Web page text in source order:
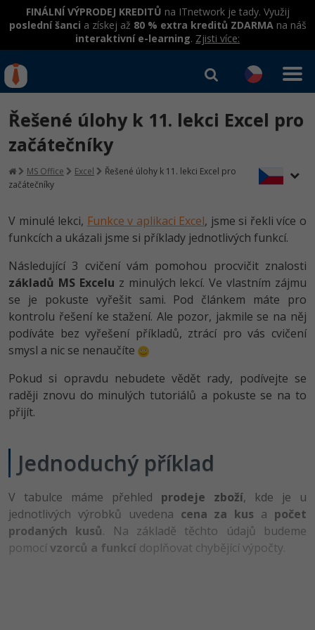
FINÁLNÍ VÝPRODEJ KREDITŮ na ITnetwork je tady. Využij
poslední šanci a získej až 80 % extra kreditů ZDARMAna náš
interaktivní e-learning. Zjisti více:
IT kurzy
Rekvalifikace a kurzy
hrazené úřadem práce
Workshopy zdarma
Datová analýza v praxi
Školení
Základy programování
Objektové programování - OOP
Umělá inteligence
HTML5, CSS3, Bootstrap, SEO
SQL a databáze
Testování a verzování
React
Spring
ASP.NET MVC
C# .NET
Java
JavaScript
UML a návrhové vzory
MySQL/MariaDB
MS-SQL
Kurzy IT profesí
Programátor WWW aplikací
Senior programátor
Front-end developer
Vývojář mobilních aplikací
Specialista na AI a bigdata
C# Game developer
Tester
Systémový administrátor
Grafik / UX/UI návrhář
3D grafik
Jak začít?
Java
C#.NET -80%
Python -80%
-80%
PHP
Swift
Kotlin
-80%
Kurzy e-commerce
Testování softwaru
Datová analýza
Digitální gramotnost
-30%
WordPress
UX
Business
Kryptoměny -25%
-30%
Přihlásit se| Registrovat
Řešené úlohy k 11. lekci Excel pro
začátečníky
MS Office Excel
Řešené úlohy k 11. lekci Excel pro
začátečníky
V minulé lekci, Funkce v aplikaci Excel, jsme si řekli více o
funkcích a ukázali jsme si příklady jednotlivých funkcí.
Následující 3 cvičení vám pomohou procvičit znalosti
základů MS Excelu z minulých lekcí. Ve vlastním zájmu
se je pokuste vyřešit sami. Pod článkem máte pro
kontrolu řešení ke stažení. Ale pozor, jakmile se na něj
podíváte bez vyřešení příkladů, ztrácí pro vás cvičení
smysl a nic se nenaučíte
Pokud si opravdu nebudete vědět rady, podívejte se
raději znovu do minulých tutoriálů a pokuste se na to
přijít.
Jednoduchý příklad
V tabulce máme přehled prodeje zboží, kde je u
jednotlivých výrobků uvedena cena za kus a počet
prodaných kusů. Na základě těchto údajů budeme
pomocívzorců a funkcí doplňovat chybějící výpočty.